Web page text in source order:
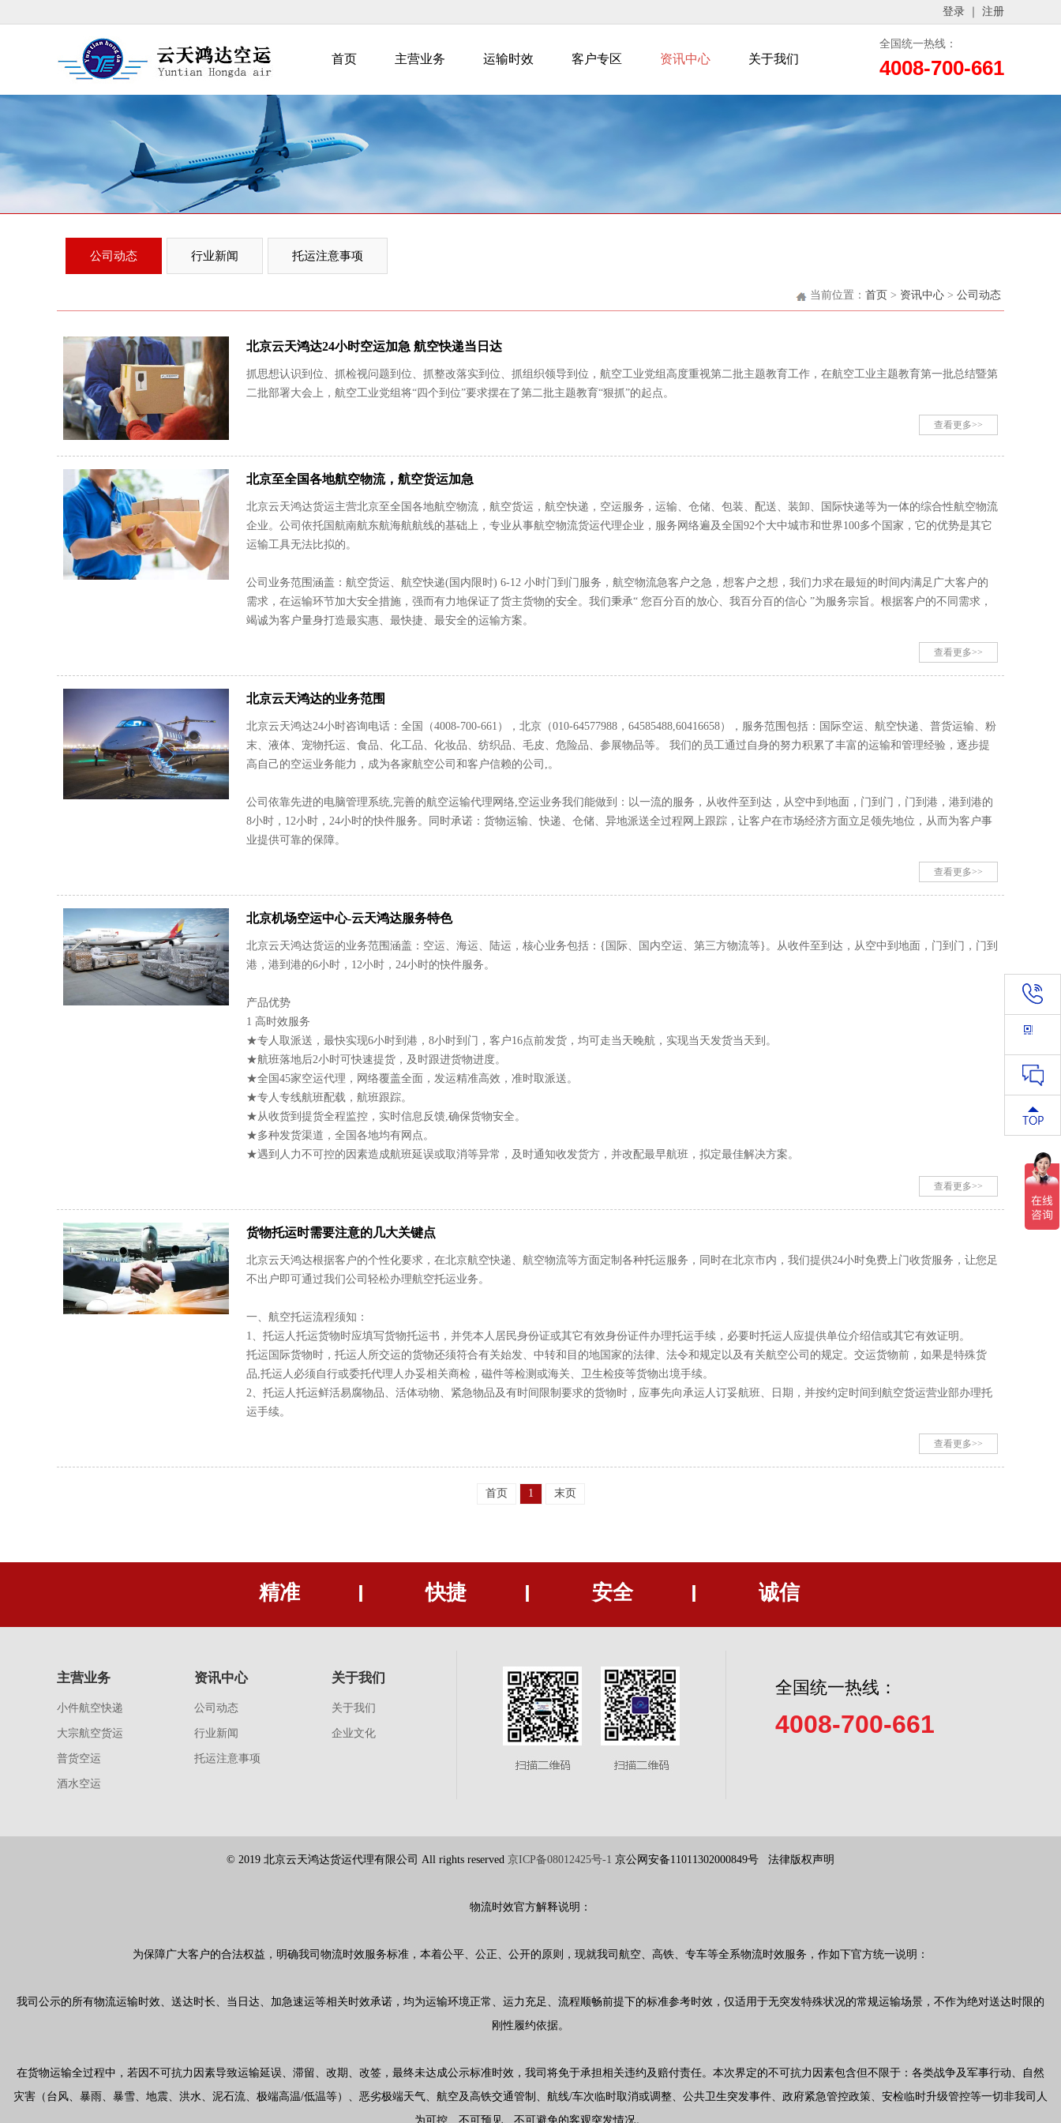
登录 注册
首页 主营业务 运输时效 客户专区 资讯中心 关于我们
全国统一热线：
4008-700-661
公司动态 行业新闻 托运注意事项
当前位置： 首页 > 资讯中心 > 公司动态
北京云天鸿达24小时空运加急 航空快递当日达
抓思想认识到位、抓检视问题到位、抓整改落实到位、抓组织领导到位，航空工业党组高度重视第二批主题教育工作，在航空工业主题教育第一批总结暨第
二批部署大会上，航空工业党组将“四个到位”要求摆在了第二批主题教育“狠抓”的起点。
查看更多>>
北京至全国各地航空物流，航空货运加急
北京云天鸿达货运主营北京至全国各地航空物流，航空货运，航空快递，空运服务，运输、仓储、包装、配送、装卸、国际快递等为一体的综合性航空物流
企业。公司依托国航南航东航海航航线的基础上，专业从事航空物流货运代理企业，服务网络遍及全国92个大中城市和世界100多个国家，它的优势是其它
运输工具无法比拟的。
公司业务范围涵盖：航空货运、航空快递(国内限时) 6-12 小时门到门服务，航空物流急客户之急，想客户之想，我们力求在最短的时间内满足广大客户的
需求，在运输环节加大安全措施，强而有力地保证了货主货物的安全。我们秉承“ 您百分百的放心、我百分百的信心 ”为服务宗旨。根据客户的不同需求，
竭诚为客户量身打造最实惠、最快捷、最安全的运输方案。
查看更多>>
北京云天鸿达的业务范围
北京云天鸿达24小时咨询电话：全国（4008-700-661），北京（010-64577988，64585488,60416658），服务范围包括：国际空运、航空快递、普货运输、粉
末、液体、宠物托运、食品、化工品、化妆品、纺织品、毛皮、危险品、参展物品等。 我们的员工通过自身的努力积累了丰富的运输和管理经验，逐步提
高自己的空运业务能力，成为各家航空公司和客户信赖的公司,。
公司依靠先进的电脑管理系统,完善的航空运输代理网络,空运业务我们能做到：以一流的服务，从收件至到达，从空中到地面，门到门，门到港，港到港的
8小时，12小时，24小时的快件服务。同时承诺：货物运输、快递、仓储、异地派送全过程网上跟踪，让客户在市场经济方面立足领先地位，从而为客户事
业提供可靠的保障。
查看更多>>
北京机场空运中心-云天鸿达服务特色
北京云天鸿达货运的业务范围涵盖：空运、海运、陆运，核心业务包括：{国际、国内空运、第三方物流等}。从收件至到达，从空中到地面，门到门，门到
港，港到港的6小时，12小时，24小时的快件服务。
产品优势
1 高时效服务
★专人取派送，最快实现6小时到港，8小时到门，客户16点前发货，均可走当天晚航，实现当天发货当天到。
★航班落地后2小时可快速提货，及时跟进货物进度。
★全国45家空运代理，网络覆盖全面，发运精准高效，准时取派送。
★专人专线航班配载，航班跟踪。
★从收货到提货全程监控，实时信息反馈,确保货物安全。
★多种发货渠道，全国各地均有网点。
★遇到人力不可控的因素造成航班延误或取消等异常，及时通知收发货方，并改配最早航班，拟定最佳解决方案。
查看更多>>
货物托运时需要注意的几大关键点
北京云天鸿达根据客户的个性化要求，在北京航空快递、航空物流等方面定制各种托运服务，同时在北京市内，我们提供24小时免费上门收货服务，让您足
不出户即可通过我们公司轻松办理航空托运业务。
一、航空托运流程须知：
1、托运人托运货物时应填写货物托运书，并凭本人居民身份证或其它有效身份证件办理托运手续，必要时托运人应提供单位介绍信或其它有效证明。
托运国际货物时，托运人所交运的货物还须符合有关始发、中转和目的地国家的法律、法令和规定以及有关航空公司的规定。交运货物前，如果是特殊货
品,托运人必须自行或委托代理人办妥相关商检，磁件等检测或海关、卫生检疫等货物出境手续。
2、托运人托运鲜活易腐物品、活体动物、紧急物品及有时间限制要求的货物时，应事先向承运人订妥航班、日期，并按约定时间到航空货运营业部办理托
运手续。
查看更多>>
首页 1 末页
精准 快捷 安全 诚信
主营业务
小件航空快递
大宗航空货运
普货空运
酒水空运
资讯中心
公司动态
行业新闻
托运注意事项
关于我们
关于我们
企业文化
全国统一热线：
4008-700-661
© 2019 北京云天鸿达货运代理有限公司 All rights reserved 京ICP备08012425号-1 京公网安备11011302000849号 法律版权声明
物流时效官方解释说明：
为保障广大客户的合法权益，明确我司物流时效服务标准，本着公平、公正、公开的原则，现就我司航空、高铁、专车等全系物流时效服务，作如下官方统一说明：
我司公示的所有物流运输时效、送达时长、当日达、加急速运等相关时效承诺，均为运输环境正常、运力充足、流程顺畅前提下的标准参考时效，仅适用于无突发特殊状况的常规运输场景，不作为绝对送达时限的
刚性履约依据。
在货物运输全过程中，若因不可抗力因素导致运输延误、滞留、改期、改签，最终未达成公示标准时效，我司将免于承担相关违约及赔付责任。本次界定的不可抗力因素包含但不限于：各类战争及军事行动、自然
灾害（台风、暴雨、暴雪、地震、洪水、泥石流、极端高温/低温等）、恶劣极端天气、航空及高铁交通管制、航线/车次临时取消或调整、公共卫生突发事件、政府紧急管控政策、安检临时升级管控等一切非我司人
为可控、不可预见、不可避免的客观突发情况。
4008-
微信扫一